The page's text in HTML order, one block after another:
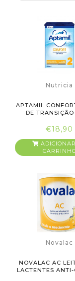
Nutricia
APTAMIL
DE
€18,90
Novalac
NOVALAC AC
LACTENTES